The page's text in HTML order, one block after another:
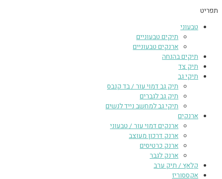
תפריט
טבעוני
תיקים טבעוניים
ארנקים טבעוניים
תיקים בהנחה
תיק צד
תיקי גב
תיק גב דמוי עור / בד קנבס
תיק גב לגברים
תיקי גב למחשב נייד לנשים
ארנקים
ארנקים דמוי עור / טבעוני
ארנק דרכון מעוצב
ארנק כרטיסים
ארנק לגבר
קלאץ / תיק ערב
אקססוריז